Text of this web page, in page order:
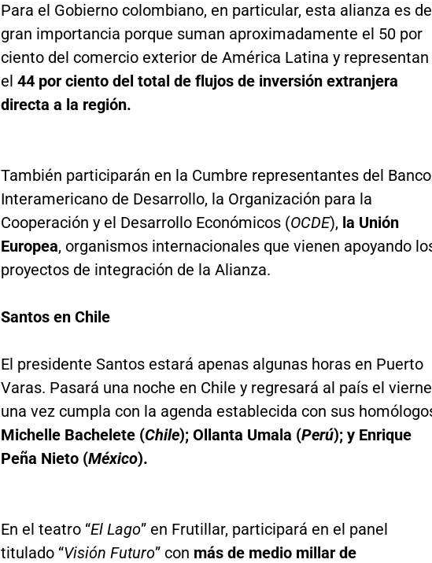
Para el Gobierno colombiano, en particular, esta alianza es de
gran importancia porque suman aproximadamente el 50 por
ciento del comercio exterior de América Latina y representan
el 44 por ciento del total de flujos de inversión extranjera
directa a la región.
También participarán en la Cumbre representantes del Banco
Interamericano de Desarrollo, la Organización para la
Cooperación y el Desarrollo Económicos (OCDE), la Unión
Europea, organismos internacionales que vienen apoyando
proyectos de integración de la Alianza.
Santos en Chile
El presidente Santos estará apenas algunas horas en Puerto
Varas. Pasará una noche en Chile y regresará al país el
una vez cumpla con la agenda establecida con sus
Michelle Bachelete (Chile); Ollanta Umala (Perú); y Enrique
Peña Nieto (México).
En el teatro “El Lago” en Frutillar, participará en el panel
titulado “Visión Futuro” con más de medio millar de